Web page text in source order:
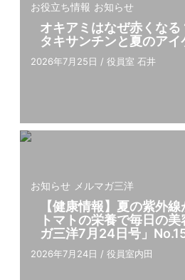
お役立ち情報 お知らせ
オキアミはなぜ赤くなる
タキサンチンと夏のアイ
2026年7月25日 / 役員室 石井
お知らせ メルマガ三洋
【健康情報】夏の紫外
トマトの栄養で毎⽇の
ガ三洋7⽉24⽇号」
2026年7月24日 / 役員室内田